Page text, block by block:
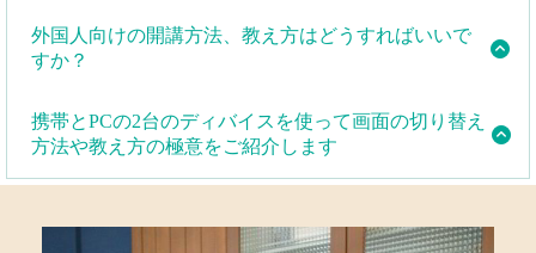
英語が苦手な方でも安心して受講できます。
料理が苦手でも、おにぎりが握れる程度の技術があれ
ば十分に受講できます。また、講師養成講座では、基
にもわかりやすい授業を提供します。
伝します。また旅行会社からのお仕事をご紹介しま
す。
さらに、皆さんがご自身で集客できるノウハウをご紹
介します。
外国人向けの開講方法、教え方はどうすればいいで
すか？
の方と違う優位差別化されたお教室を作ります。
携帯とPCの2台のディバイスを使って画面の切り替え
方法や教え方の極意をご紹介します
携帯とPCの2台のディバイスを使って画面の切り替え